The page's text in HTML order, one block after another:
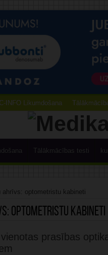
INFO Likumdošana
Tālākmācības testi
ahrīvs: optometristu kabineti
optometristu kabineti
prasības